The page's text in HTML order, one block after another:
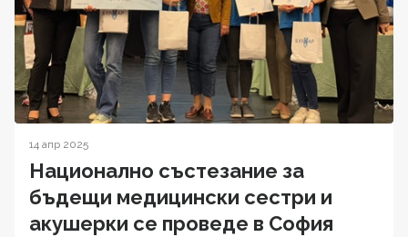
14 апр 2025
Национално състезание за
бъдещи медицински сестри и
акушерки се проведе в София